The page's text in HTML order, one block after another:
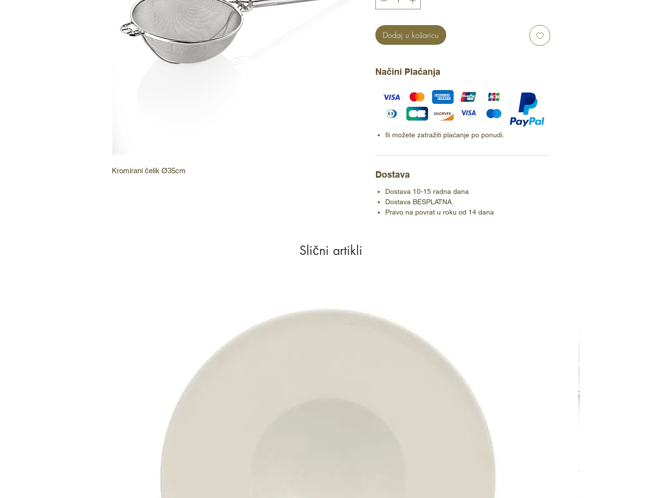
Kromirani čelik Ø35cm
Dodaj u košaricu
Načini Plaćanja
Ili možete zatražiti plaćanje po ponudi.
Dostava
Dostava 10-15 radna dana
Dostava BESPLATNA.
Pravo na povrat u roku od 14 dana
Slični artikli